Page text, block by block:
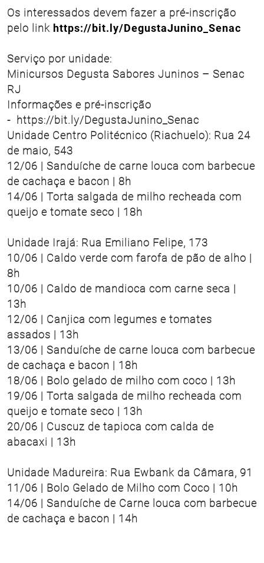
Os interessados devem fazer a pré-inscrição
pelo link https://bit.ly/DegustaJunino_Senac
Serviço por unidade:
Minicursos Degusta Sabores Juninos – Senac
RJ
Informações e pré-inscrição
- https://bit.ly/DegustaJunino_Senac
Unidade Centro Politécnico (Riachuelo): Rua 24
de maio, 543
12/06 | Sanduíche de carne louca com barbecue
de cachaça e bacon | 8h
14/06 | Torta salgada de milho recheada com
queijo e tomate seco | 18h
Unidade Irajá: Rua Emiliano Felipe, 173
10/06 | Caldo verde com farofa de pão de alho |
8h
10/06 | Caldo de mandioca com carne seca |
13h
12/06 | Canjica com legumes e tomates
assados | 13h
13/06 | Sanduíche de carne louca com barbecue
de cachaça e bacon | 18h
18/06 | Bolo gelado de milho com coco | 13h
19/06 | Torta salgada de milho recheada com
queijo e tomate seco | 13h
20/06 | Cuscuz de tapioca com calda de
abacaxi | 13h
Unidade Madureira: Rua Ewbank da Câmara, 91
11/06 | Bolo Gelado de Milho com Coco | 10h
14/06 | Sanduíche de Carne louca com barbecue
de cachaça e bacon | 14h